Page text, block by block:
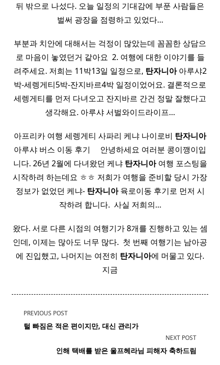
뒤 밖으로 나섰다. 오늘 일정의 기대감에 부푼 사람들은
벌써 광장을 점령하고 있었다…
부분과 치안에 대해서는 걱정이 많았는데 꼼꼼한 상담으
로 마음이 놓였던거 같아요 ​ 2. 여행에 대한 이야기를 들
려주세요. 저희는 11박13일 일정으로, 탄자니아아루샤2
박-세렝게티5박-잔지바르4박 일정이었어요. 결론적으로
세렝게티를 먼저 다녀오고 잔지바르 간건 정말 잘했다고
생각해요. 아루샤 서벌와이드라이프…
아프리카 여행 세렝게티 사파리 케냐 나이로비 탄자니아
아루샤 버스 이동 후기 ​ ​ ​ ​ 안녕하세요 여러분 콩이깽이입
니다. 26년 2월에 다녀왔던 케냐 탄자니아여행 포스팅을
시작하려 하는데요 ㅎㅎ 저희가 여행을 준비할 당시 가장
정보가 없었던 케냐- 탄자니아육로이동 후기로 먼저 시
작하려 합니다. ​ 사실 저희의…
왔다. 서로 다른 시점의 여행기가 8개를 진행하고 있는 셈
인데, 이제는 많아도 너무 많다. ​ 첫 번째 여행기는 남아공
에 진입했고, 나머지는 여전히 탄자니아에 머물고 있다.
지금
<span
class="nav-
PREVIOUS POST
털 빠짐은 적은 편이지만, 대신 관리가
NEXT POST
인해 택배를 받은 울프헤라님 피해자 축하드림